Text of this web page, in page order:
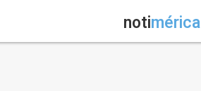
notimérica